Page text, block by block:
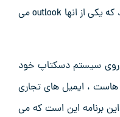
برنامه های مختلفی استفاده می شود که یکی از انها outlook می
روی سیستم دسکتاپ خود
، ایمیل های تجاری
برنامه این است که می